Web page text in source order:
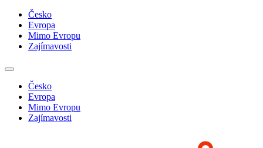
Česko
Evropa
Mimo Evropu
Zajímavosti
Česko
Evropa
Mimo Evropu
Zajímavosti